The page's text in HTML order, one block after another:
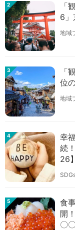
2
「
6」
地域
3
「
位
地域
4
幸
続
26】
5
食
開
〇